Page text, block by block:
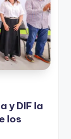
y DIF la
los